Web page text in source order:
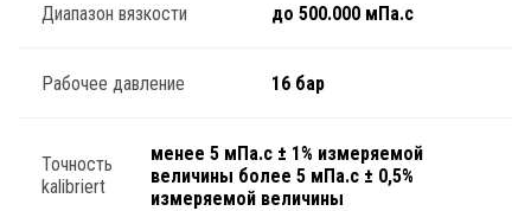
Диапазон вязкости до 500.000 мПа.с
Рабочее давление 16 бар
Точность
kalibriert
менее 5 мПа.с ± 1% измеряемой
величины более 5 мПа.с ± 0,5%
измеряемой величины